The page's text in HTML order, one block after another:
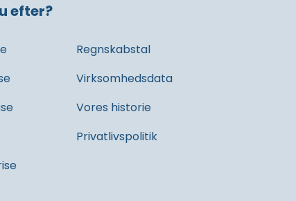
efter?
Regnskabstal
Virksomhedsdata
Vores historie​
Privatlivspolitik​